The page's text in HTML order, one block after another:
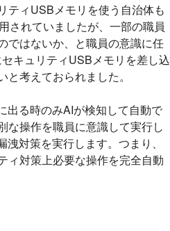
ティUSBメモリを使う自治体も
されていましたが、一部の職員
ではないか、と職員の意識に任
キュリティUSBメモリを差し込
考えておられました。
出る時のみAIが検知して自動で
な操作を職員に意識して実行し
対策を実行します。つまり、
ィ対策上必要な操作を完全自動